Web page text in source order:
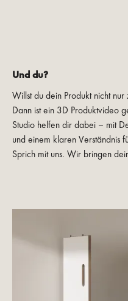
Und du?
Willst du dein Produkt nicht
Dann ist ein 3D Produktvideo
Studio helfen dir dabei – mit
und einem klaren Verständnis
Sprich mit uns. Wir bringen